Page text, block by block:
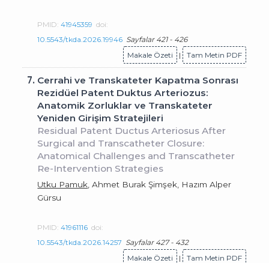
PMID:41945359 doi:
10.5543/tkda.2026.19946 Sayfalar 421 - 426
Makale Özeti
| Tam Metin PDF
7. Cerrahi ve Transkateter Kapatma Sonrası
Rezidüel Patent Duktus Arteriozus:
Anatomik Zorluklar ve Transkateter
Yeniden Girişim Stratejileri
Residual Patent Ductus Arteriosus After
Surgical and Transcatheter Closure:
Anatomical Challenges and Transcatheter
Re-Intervention Strategies
Utku Pamuk , Ahmet Burak Şimşek, Hazım Alper
Gürsu
PMID:41961116 doi:
10.5543/tkda.2026.14257 Sayfalar 427 - 432
Makale Özeti
| Tam Metin PDF